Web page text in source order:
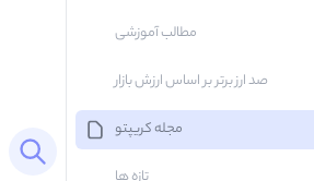
Open search panel
مطالب آموزشی
صد ارز برتر بر اساس ارزش بازار
مجله کریپتو